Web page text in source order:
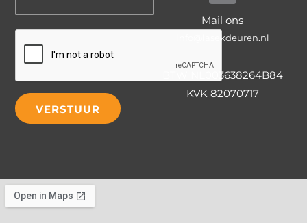
Mail ons
info@lasekdeuren.nl
BTW NL003638264B84
KVK 82070717